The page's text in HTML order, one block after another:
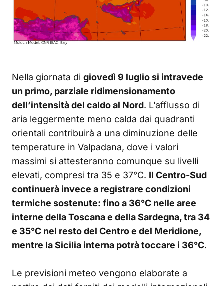
Nella giornata di giovedì 9 luglio si intravede
un primo, parziale ridimensionamento
dell’intensità del caldo al Nord. L’afflusso di
aria leggermente meno calda dai quadranti
orientali contribuirà a una diminuzione delle
temperature in Valpadana, dove i valori
massimi si attesteranno comunque su livelli
elevati, compresi tra 35 e 37°C. Il Centro-Sud
continuerà invece a registrare condizioni
termiche sostenute: fino a 36°C nelle aree
interne della Toscana e della Sardegna, tra 34
e 35°C nel resto del Centro e del Meridione,
mentre la Sicilia interna potrà toccare i 36°C.
Le previsioni meteo vengono elaborate a